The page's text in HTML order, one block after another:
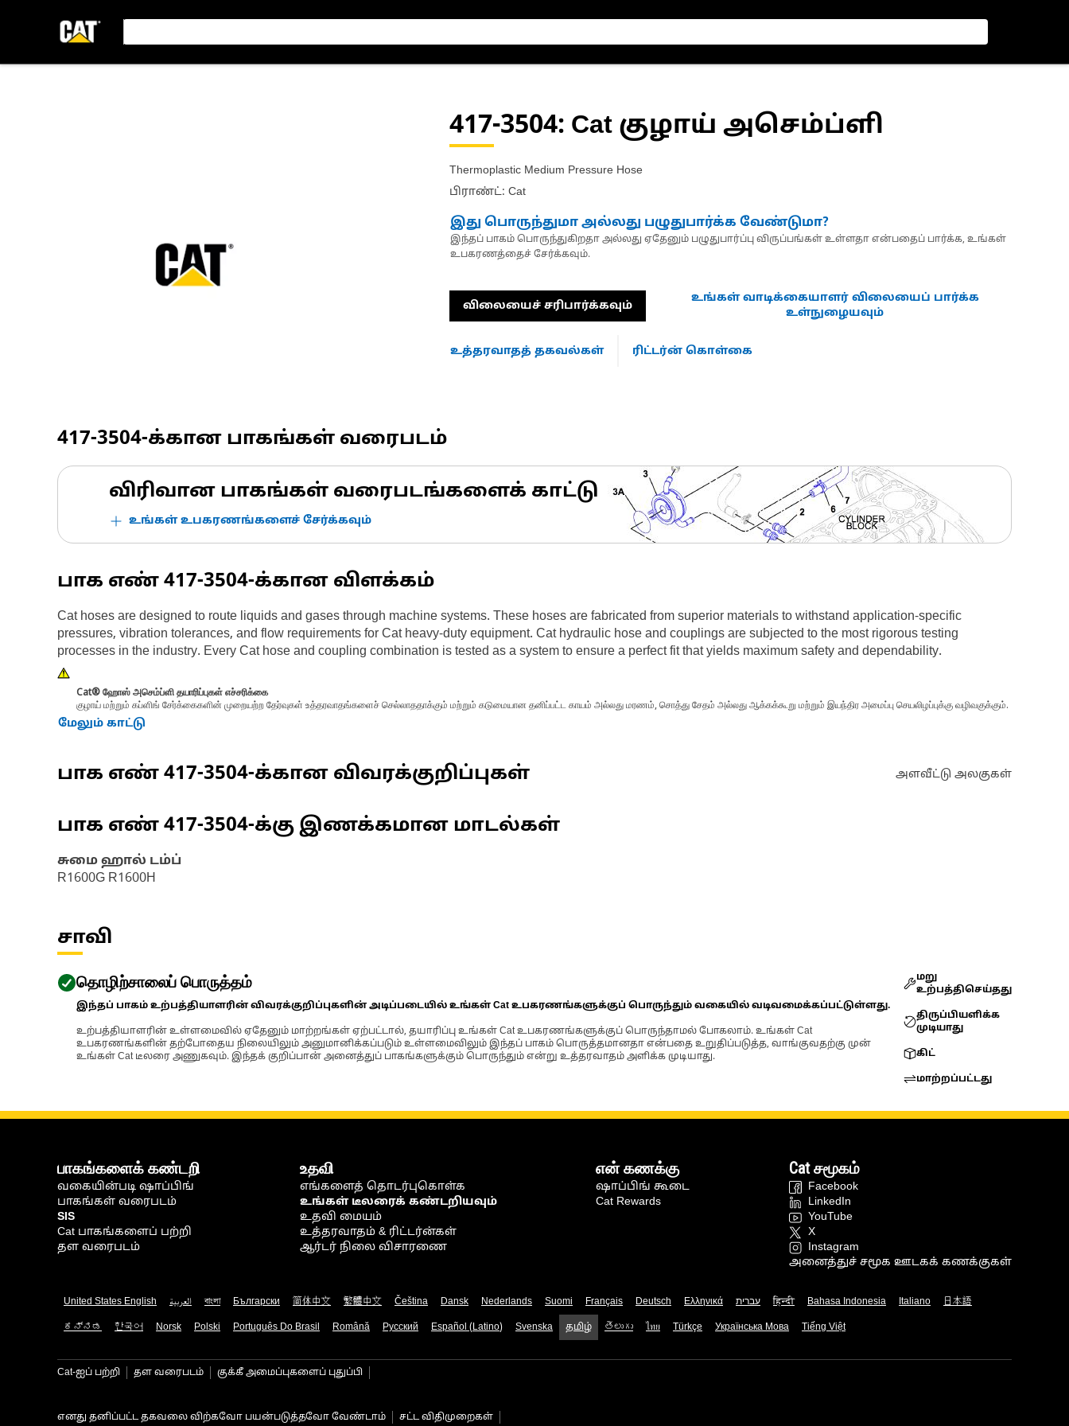
417-3504: Cat குழாய் அசெம்ப்ளி
Thermoplastic Medium Pressure Hose
பிராண்ட்: Cat
இது பொருந்துமா அல்லது பழுதுபார்க்க வேண்டுமா?
இந்தப் பாகம் பொருந்துகிறதா அல்லது ஏதேனும் பழுதுபார்ப்பு விருப்பங்கள் உள்ளதா என்பதைப் பார்க்க, உங்கள்
உபகரணத்தைச் சேர்க்கவும்.
விலையைச் சரிபார்க்கவும்
உங்கள் வாடிக்கையாளர் விலையைப் பார்க்க
உள்நுழையவும்
உத்தரவாதத் தகவல்கள் ரிட்டர்ன் கொள்கை
417-3504-க்கான பாகங்கள் வரைபடம்
விரிவான பாகங்கள் வரைபடங்களைக் காட்டு
உங்கள் உபகரணங்களைச் சேர்க்கவும்
பாக எண் 417-3504-க்கான விளக்கம்
Cat hoses are designed to route liquids and gases through machine systems. These hoses are fabricated from superior materials to withstand application-specific
pressures, vibration tolerances, and flow requirements for Cat heavy-duty equipment. Cat hydraulic hose and couplings are subjected to the most rigorous testing
processes in the industry. Every Cat hose and coupling combination is tested as a system to ensure a perfect fit that yields maximum safety and dependability.
Cat® ஹோஸ் அசெம்ப்ளி தயாரிப்புகள் எச்சரிக்கை
குழாய் மற்றும் கப்ளிங் சேர்க்கைகளின் முறையற்ற தேர்வுகள் உத்தரவாதங்களைச் செல்லாததாக்கும் மற்றும் கடுமையான தனிப்பட்ட காயம் அல்லது மரணம், சொத்து சேதம் அல்லது ஆக்கக்கூறு மற்றும் இயந்திர அமைப்பு செயலிழப்புக்கு வழிவகுக்கும்.
மேலும் காட்டு
பாக எண் 417-3504-க்கான விவரக்குறிப்புகள் அளவீட்டு அலகுகள்
பாக எண் 417-3504-க்கு இணக்கமான மாடல்கள்
சுமை ஹால் டம்ப்
R1600G R1600H
சாவி
தொழிற்சாலைப் பொருத்தம்
இந்தப் பாகம் உற்பத்தியாளரின் விவரக்குறிப்புகளின் அடிப்படையில் உங்கள் Cat உபகரணங்களுக்குப் பொருந்தும் வகையில் வடிவமைக்கப்பட்டுள்ளது.
உற்பத்தியாளரின் உள்ளமைவில் ஏதேனும் மாற்றங்கள் ஏற்பட்டால், தயாரிப்பு உங்கள் Cat உபகரணங்களுக்குப் பொருந்தாமல் போகலாம். உங்கள் Cat
உபகரணங்களின் தற்போதைய நிலையிலும் அனுமானிக்கப்படும் உள்ளமைவிலும் இந்தப் பாகம் பொருத்தமானதா என்பதை உறுதிப்படுத்த, வாங்குவதற்கு முன்
உங்கள் Cat டீலரை அணுகவும். இந்தக் குறிப்பான் அனைத்துப் பாகங்களுக்கும் பொருந்தும் என்று உத்தரவாதம் அளிக்க முடியாது.
மறு
உற்பத்திசெய்தது
திருப்பியளிக்க
முடியாது
கிட்
மாற்றப்பட்டது
பாகங்களைக் கண்டறி
வகையின்படி ஷாப்பிங்
பாகங்கள் வரைபடம்
SIS
Cat பாகங்களைப் பற்றி
தள வரைபடம்
உதவி
எங்களைத் தொடர்புகொள்க
உங்கள் டீலரைக் கண்டறியவும்
உதவி மையம்
உத்தரவாதம் & ரிட்டர்ன்கள்
ஆர்டர் நிலை விசாரணை
என் கணக்கு
ஷாப்பிங் கூடை
Cat Rewards
Cat சமூகம்
Facebook
LinkedIn
YouTube
X
Instagram
அனைத்துச் சமூக ஊடகக் கணக்குகள்
United States English العربية বাংলা Български 简体中文 繁體中文 Čeština Dansk Nederlands Suomi Français Deutsch Ελληνικά עברית हिन्दी Bahasa Indonesia Italiano 日本語
ಕನ್ನಡ 한국어 Norsk Polski Português Do Brasil Română Русский Español (Latino) Svenska தமிழ் తెలుగు ไทย Türkçe Українська Мова Tiếng Việt
Cat-ஐப் பற்றி தள வரைபடம் குக்கீ அமைப்புகளைப் புதுப்பி
எனது தனிப்பட்ட தகவலை விற்கவோ பயன்படுத்தவோ வேண்டாம் சட்ட விதிமுறைகள்